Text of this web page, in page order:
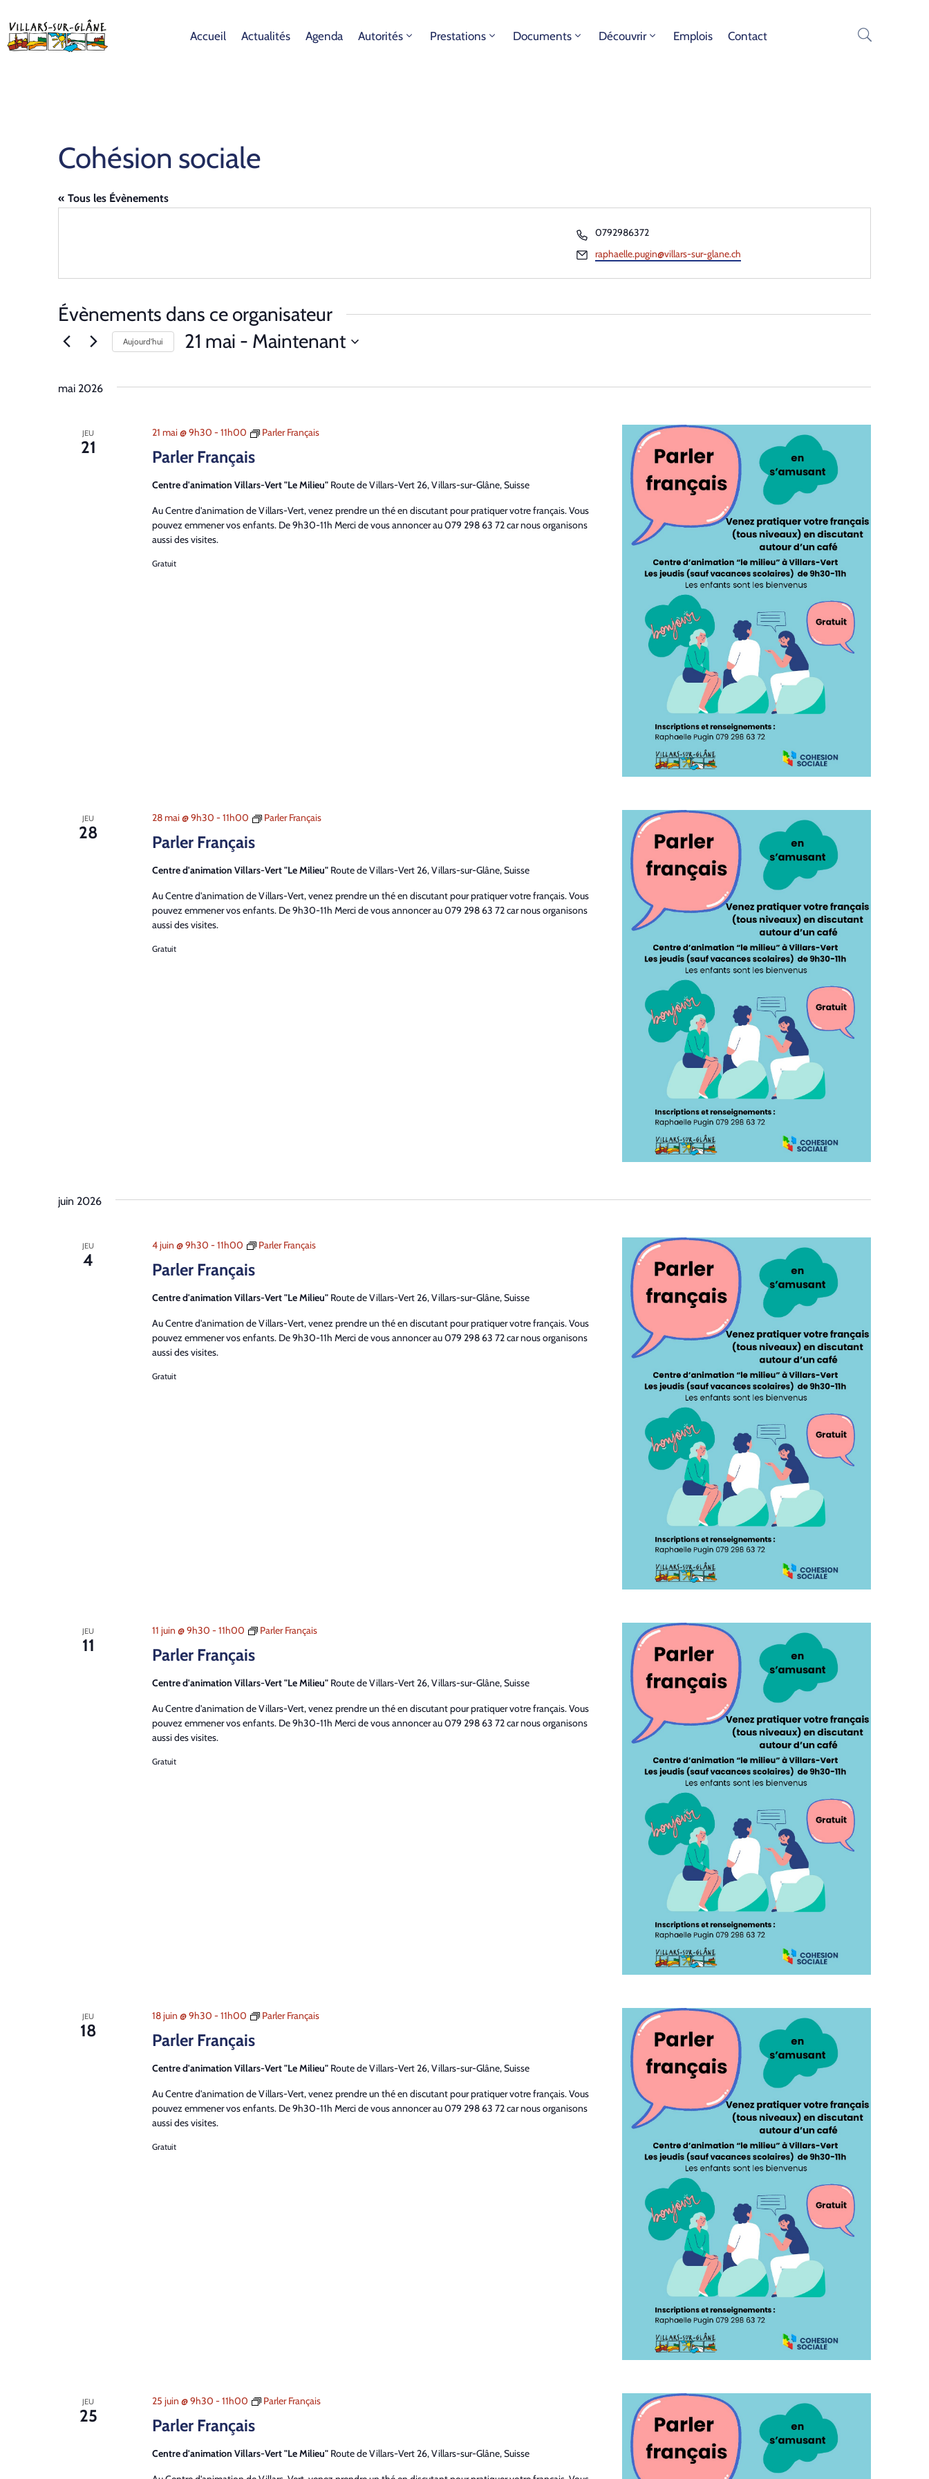
Accueil Actualités Agenda Autorités Prestations Documents Découvrir Emplois Contact
Cohésion sociale
« Tous les Évènements
Téléphone
0792986372
Email
raphaelle.pugin@villars-sur-glane.ch
Évènements dans ce organisateur
Aujourd’hui 21 mai - Maintenant
mai 2026
JEU
21 Parler Français
21 mai @ 9h30 -11h00 Parler Français
Centre d'animation Villars-Vert "Le Milieu" Route de Villars-Vert 26, Villars-sur-Glâne, Suisse
Au Centre d'animation de Villars-Vert, venez prendre un thé en discutant pour pratiquer votre français. Vous
pouvez emmener vos enfants. De 9h30-11h Merci de vous annoncer au 079 298 63 72 car nous organisons
aussi des visites.
Gratuit
JEU
28 Parler Français
28 mai @ 9h30 -11h00 Parler Français
Centre d'animation Villars-Vert "Le Milieu" Route de Villars-Vert 26, Villars-sur-Glâne, Suisse
Au Centre d'animation de Villars-Vert, venez prendre un thé en discutant pour pratiquer votre français. Vous
pouvez emmener vos enfants. De 9h30-11h Merci de vous annoncer au 079 298 63 72 car nous organisons
aussi des visites.
Gratuit
juin 2026
JEU
4 Parler Français
4 juin @ 9h30 -11h00 Parler Français
Centre d'animation Villars-Vert "Le Milieu" Route de Villars-Vert 26, Villars-sur-Glâne, Suisse
Au Centre d'animation de Villars-Vert, venez prendre un thé en discutant pour pratiquer votre français. Vous
pouvez emmener vos enfants. De 9h30-11h Merci de vous annoncer au 079 298 63 72 car nous organisons
aussi des visites.
Gratuit
JEU
11 Parler Français
11 juin @ 9h30 -11h00 Parler Français
Centre d'animation Villars-Vert "Le Milieu" Route de Villars-Vert 26, Villars-sur-Glâne, Suisse
Au Centre d'animation de Villars-Vert, venez prendre un thé en discutant pour pratiquer votre français. Vous
pouvez emmener vos enfants. De 9h30-11h Merci de vous annoncer au 079 298 63 72 car nous organisons
aussi des visites.
Gratuit
JEU
18 Parler Français
18 juin @ 9h30 -11h00 Parler Français
Centre d'animation Villars-Vert "Le Milieu" Route de Villars-Vert 26, Villars-sur-Glâne, Suisse
Au Centre d'animation de Villars-Vert, venez prendre un thé en discutant pour pratiquer votre français. Vous
pouvez emmener vos enfants. De 9h30-11h Merci de vous annoncer au 079 298 63 72 car nous organisons
aussi des visites.
Gratuit
JEU
25 Parler Français
25 juin @ 9h30 -11h00 Parler Français
Centre d'animation Villars-Vert "Le Milieu" Route de Villars-Vert 26, Villars-sur-Glâne, Suisse